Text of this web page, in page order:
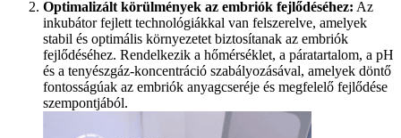
Optimalizált körülmények az embriók fejlődéséhez: Az
inkubátor fejlett technológiákkal van felszerelve, amelyek
stabil és optimális környezetet biztosítanak az embriók
fejlődéséhez. Rendelkezik a hőmérséklet, a páratartalom, a pH
és a tenyészgáz-koncentráció szabályozásával, amelyek döntő
fontosságúak az embriók anyagcseréje és megfelelő fejlődése
szempontjából.